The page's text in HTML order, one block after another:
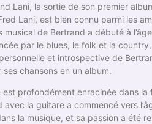
Lani, la sortie de son premier
Lani, est bien connu parmi les
musical de Bertrand a débuté à
par le blues, le folk et la
et introspective de
chansons en un album.
est profondément enracinée dans
avec la guitare a commencé vers
la musique, et sa passion a été